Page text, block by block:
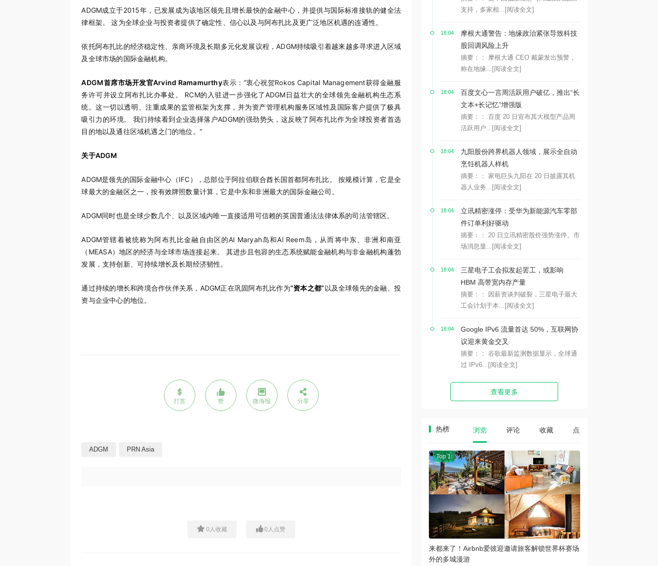
ADGM成立于2015年，已发展成为该地区领先且增长最快的金融中心，并提供与国际标准接轨的健全法
律框架。 这为全球企业与投资者提供了确定性、信心以及与阿布扎比及更广泛地区机遇的连通性。
依托阿布扎比的经济稳定性、亲商环境及长期多元化发展议程，ADGM持续吸引着越来越多寻求进入区域
及全球市场的国际金融机构。
ADGM首席市场开发官Arvind Ramamurthy表示：“衷心祝贺Rokos Capital Management获得金融服
务许可并设立阿布扎比办事处。 RCM的入驻进一步强化了ADGM日益壮大的全球领先金融机构生态系
统。这一切以透明、注重成果的监管框架为支撑，并为资产管理机构服务区域性及国际客户提供了极具
吸引力的环境。 我们持续看到企业选择落户ADGM的强劲势头，这反映了阿布扎比作为全球投资者首选
目的地以及通往区域机遇之门的地位。”
关于ADGM
ADGM是领先的国际金融中心（IFC），总部位于阿拉伯联合酋长国首都阿布扎比。 按规模计算，它是全
球最大的金融区之一，按有效牌照数量计算，它是中东和非洲最大的国际金融公司。
ADGM同时也是全球少数几个、以及区域内唯一直接适用可信赖的英国普通法法律体系的司法管辖区。
ADGM管辖着被统称为阿布扎比金融自由区的Al Maryah岛和Al Reem岛，从而将中东、非洲和南亚
（MEASA）地区的经济与全球市场连接起来。 其进步且包容的生态系统赋能金融机构与非金融机构蓬勃
发展，支持创新、可持续增长及长期经济韧性。
通过持续的增长和跨境合作伙伴关系，ADGM正在巩固阿布扎比作为“资本之都”以及全球领先的金融、投
资与企业中心的地位。
打赏 赞 微海报 分享
ADGM PRN Asia
0 人收藏 0 人点赞
支持，多家相... [阅读全文]
18:04
摩根大通警告：地缘政治紧张导致科技
股回调风险上升
摘要：： 摩根大通 CEO 戴蒙发出预警，
称在地缘... [阅读全文]
18:04
百度文心一言周活跃用户破亿，推出“长
文本+长记忆”增强版
摘要：： 百度 20 日宣布其大模型产品周
活跃用户... [阅读全文]
18:04
九阳股份跨界机器人领域，展示全自动
烹饪机器人样机
摘要：： 家电巨头九阳在 20 日披露其机
器人业务... [阅读全文]
18:04
立讯精密涨停：受华为新能源汽车零部
件订单利好驱动
摘要：： 20 日立讯精密股价强势涨停。市
场消息显... [阅读全文]
18:04
三星电子工会拟发起罢工，或影响
HBM 高带宽内存产量
摘要：： 因薪资谈判破裂，三星电子最大
工会计划于本... [阅读全文]
18:04
Google IPv6 流量首达 50%，互联网协
议迎来黄金交叉
摘要：： 谷歌最新监测数据显示，全球通
过 IPv6... [阅读全文]
查看更多
热榜 浏览 评论 收藏 点赞
Top 1
来都来了！Airbnb爱彼迎邀请旅客解锁世界杯赛场
外的多城漫游